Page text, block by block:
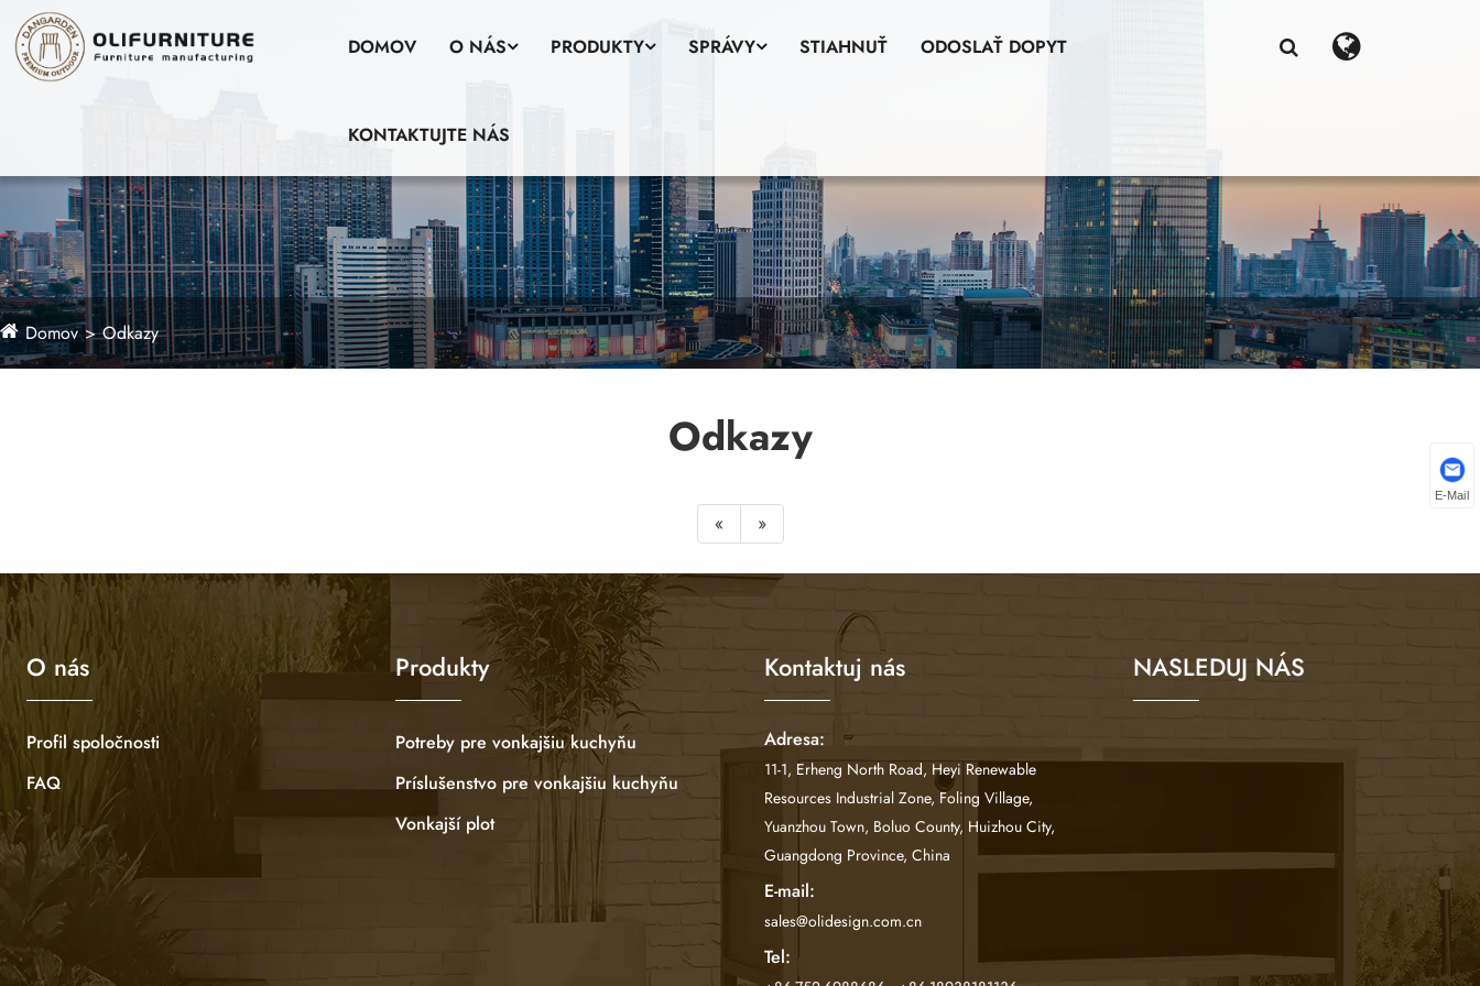
DOMOV O NÁS PRODUKTY SPRÁVY STIAHNUŤ ODOSLAŤ DOPYT
KONTAKTUJTE NÁS
Domov Odkazy
Odkazy
« »
O nás
Profil spoločnosti
FAQ
Produkty
Potreby pre vonkajšiu kuchyňu
Príslušenstvo pre vonkajšiu kuchyňu
Vonkajší plot
Kontaktuj nás
Adresa:
11-1, Erheng North Road, Heyi Renewable
Resources Industrial Zone, Foling Village,
Yuanzhou Town, Boluo County, Huizhou City,
Guangdong Province, China
E-mail:
sales@olidesign.com.cn
Tel:
NASLEDUJ NÁS
E-Mail